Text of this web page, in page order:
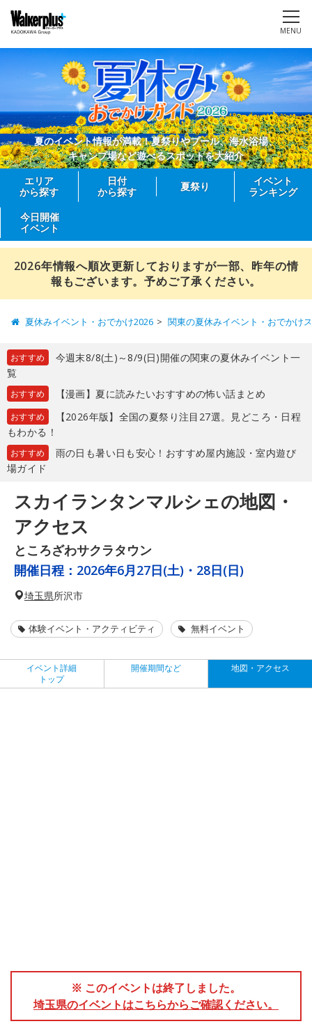
MENU
夏のイベント情報が満載！夏祭りやプール、海水浴場、
キャンプ場など遊べるスポットを大紹介
エリア
から探す
日付
から探す
夏祭り
イベント
ランキング
今日開催
イベント
2026年情報へ順次更新しておりますが一部、昨年の情
報もございます。予めご了承ください。
夏休みイベント・おでかけ2026 関東の夏休みイベント・おでかけ
おすすめ
今週末8/8(土)～8/9(日)開催の関東の夏休みイベント一
覧
おすすめ 【漫画】夏に読みたいおすすめの怖い話まとめ
おすすめ
【2026年版】全国の夏祭り注目27選。見どころ・日程
もわかる！
おすすめ
雨の日も暑い日も安心！おすすめ屋内施設・室内遊び
場ガイド
スカイランタンマルシェの地図・
アクセス
ところざわサクラタウン
開催日程： 2026年6月27日(土)・28日(日)
埼玉県所沢市
体験イベント・アクティビティ 無料イベント
イベント詳細
トップ
開催期間など 地図・アクセス
※ このイベントは終了しました。
埼玉県のイベントはこちらからご確認ください。